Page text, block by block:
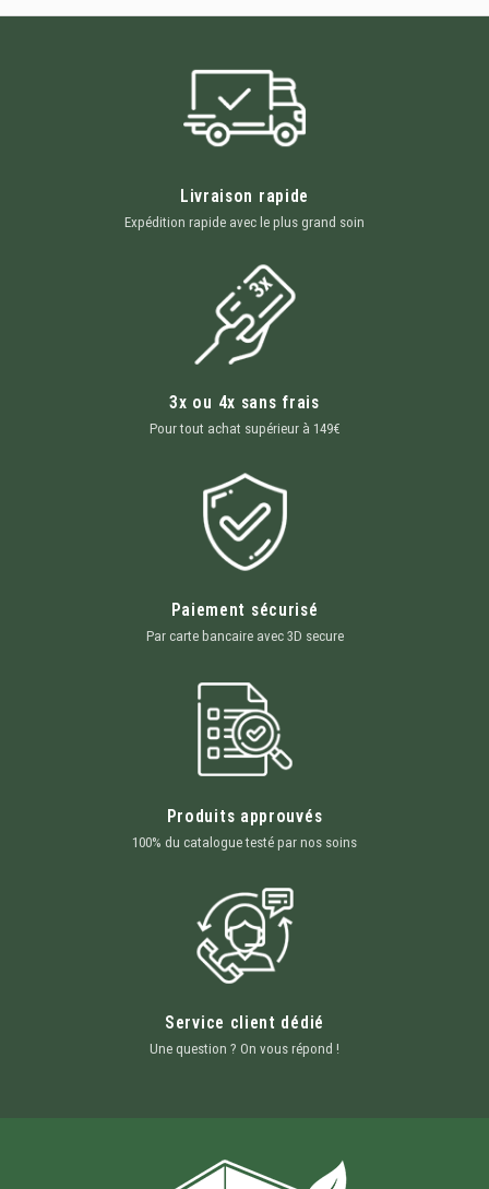
Livraison rapide
Expédition rapide avec le plus grand soin
3x ou 4x sans frais
Pour tout achat supérieur à 149€
Paiement sécurisé
Par carte bancaire avec 3D secure
Produits approuvés
100% du catalogue testé par nos soins
Service client dédié
Une question ? On vous répond !